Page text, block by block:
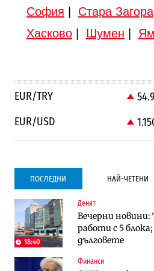
София Стара Загора
Хасково| Шумен
EUR/TRY
EUR/USD
ПОСЛЕДНИ НАЙ-ЧЕТЕНИ
18:40
Денят
Вечерни
работи с 5
дълговете
Финанси
Градоустройство
Столична
преместването
трасе по бул.
Компании
Компании
Vivacom
90% отстъпка
To:know